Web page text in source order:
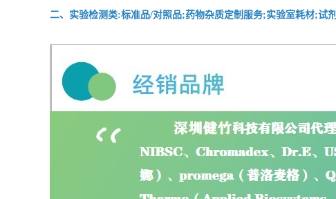
二、实验检测类:标准品/对照品;药物杂质定制服务;实验室耗材;试剂